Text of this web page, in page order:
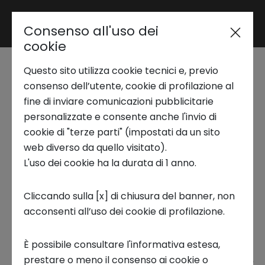
Area riservata
Trend Analysis
Applied Research
Startup Development
Business Transformation
Ecosystem enabling
Materie prime critiche:
il report ICESP
3 LUGLIO 2026
Consenso all'uso dei
cookie
Questo sito utilizza cookie tecnici e, previo
consenso dell’utente, cookie di profilazione al
fine di inviare comunicazioni pubblicitarie
personalizzate e consente anche l'invio di
cookie di "terze parti" (impostati da un sito
web diverso da quello visitato).
L'uso dei cookie ha la durata di 1 anno.
Cliccando sulla [x] di chiusura del banner, non
acconsenti all’uso dei cookie di profilazione.
È possibile consultare l'informativa estesa,
prestare o meno il consenso ai cookie o